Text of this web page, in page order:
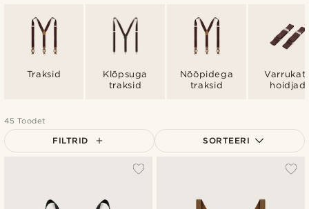
Traksid
Klõpsuga
traksid
Nööpidega
traksid
hoidjad
45 Toodet
FILTRID SORTEERI
Madala hind